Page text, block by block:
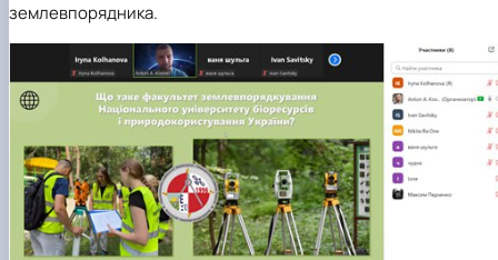
землевпорядника.